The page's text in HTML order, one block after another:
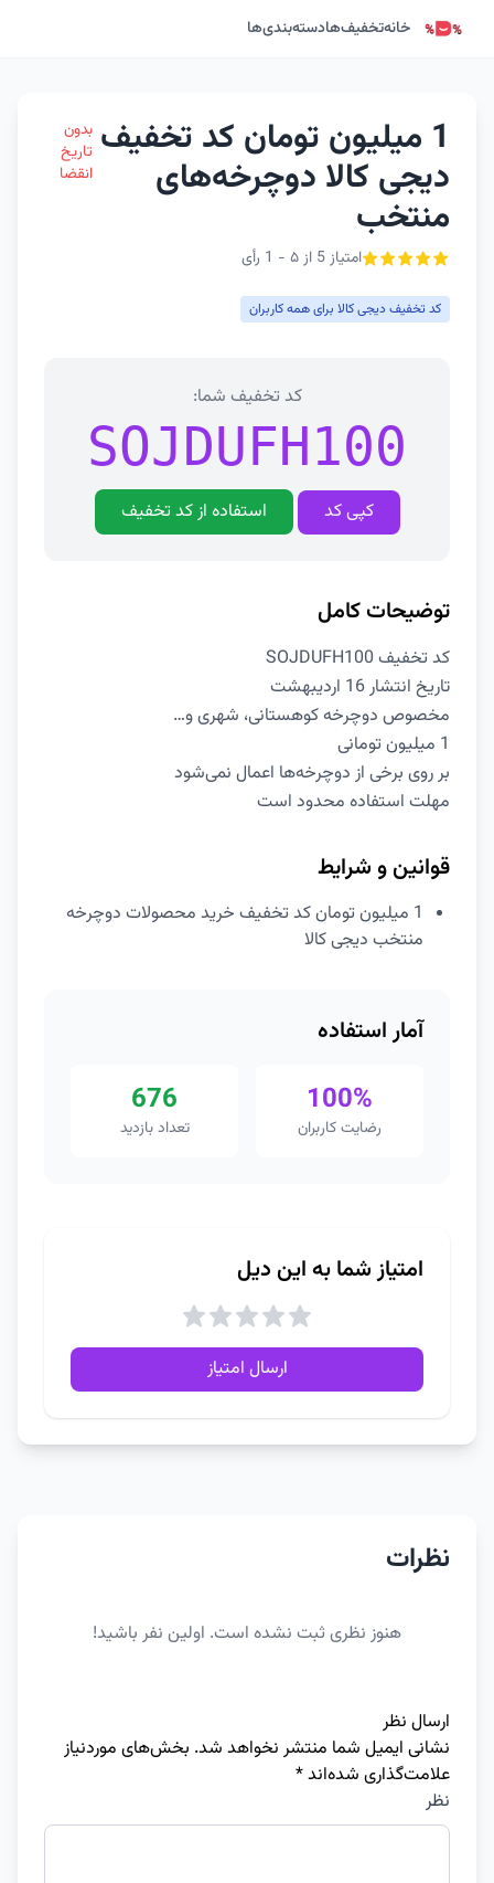
خانهتخفیف‌هادسته‌بندی‌ها
1 میلیون تومان کد تخفیف
دیجی کالا دوچرخه‌های
منتخب
امتیاز 5 از ۵ - 1 رأی
بدون
تاریخ
انقضا
کد تخفیف دیجی کالا برای همه کاربران
کد تخفیف شما:
SOJDUFH100
کپی کد استفاده از کد تخفیف
توضیحات کامل
کد تخفیف SOJDUFH100
تاریخ انتشار 16 اردیبهشت
مخصوص دوچرخه کوهستانی، شهری و…
1 میلیون تومانی
بر روی برخی از دوچرخه‌ها اعمال نمی‌شود
مهلت استفاده محدود است
قوانین و شرایط
1 میلیون تومان کد تخفیف خرید محصولات دوچرخه
منتخب دیجی کالا
آمار استفاده
100%
رضایت کاربران
676
تعداد بازدید
امتیاز شما به این دیل
ارسال امتیاز
نظرات
هنوز نظری ثبت نشده است. اولین نفر باشید!
ارسال نظر
نشانی ایمیل شما منتشر نخواهد شد. بخش‌های موردنیاز
علامت‌گذاری شده‌اند*
نظر